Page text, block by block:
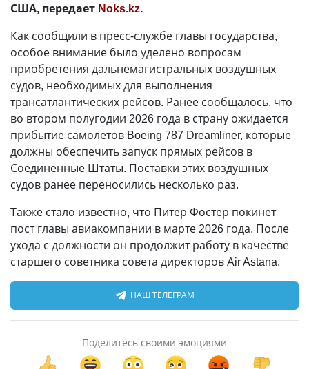
США, передает Noks.kz.
Как сообщили в пресс-службе главы государства,
особое внимание было уделено вопросам
приобретения дальнемагистральных воздушных
судов, необходимых для выполнения
трансатлантических рейсов. Ранее сообщалось, что
во втором полугодии 2026 года в страну ожидается
прибытие самолетов Boeing 787 Dreamliner, которые
должны обеспечить запуск прямых рейсов в
Соединенные Штаты. Поставки этих воздушных
судов ранее переносились несколько раз.
Также стало известно, что Питер Фостер покинет
пост главы авиакомпании в марте 2026 года. После
ухода с должности он продолжит работу в качестве
старшего советника совета директоров Air Astana.
НАШ ТЕЛЕГРАМ
Поделитесь своими эмоциями